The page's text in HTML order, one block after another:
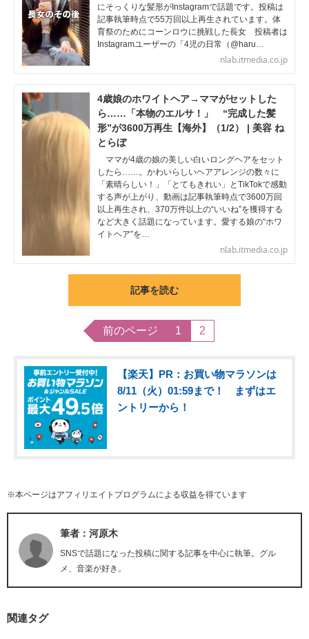
にそっくりな髪形がInstagramで話題です。投稿は
記事執筆時点で55万回以上再生されています。体
育祭のためにコーンロウに挑戦した長女 投稿者は
Instagramユーザーの「4児の日常（@haru…
nlab.itmedia.co.jp
4歳娘のホワイトヘア→ママがセットした
ら……「本物のエルサ！」 “完成した髪
形”が3600万再生【海外】（1/2） | 美容 ね
とらぼ
ママが4歳の娘の美しい白いロングヘアをセット
したら……。かわいらしいヘアアレンジの数々に
「素晴らしい！」「とてもきれい」とTikTokで感動
する声が上がり、動画は記事執筆時点で3600万回
以上再生され、370万件以上の“いいね”を獲得する
など大きく話題になっています。愛する娘の“ホワ
イトヘア”を…
nlab.itmedia.co.jp
記事を読む
前のページ 1 2
【楽天】PR：お買い物マラソンは
8/11（火）01:59まで！ まずはエ
ントリーから！
※本ページはアフィリエイトプログラムによる収益を得ています
筆者：河原木
SNSで話題になった投稿に関する記事を中心に執筆。グル
メ、音楽が好き。
関連タグ